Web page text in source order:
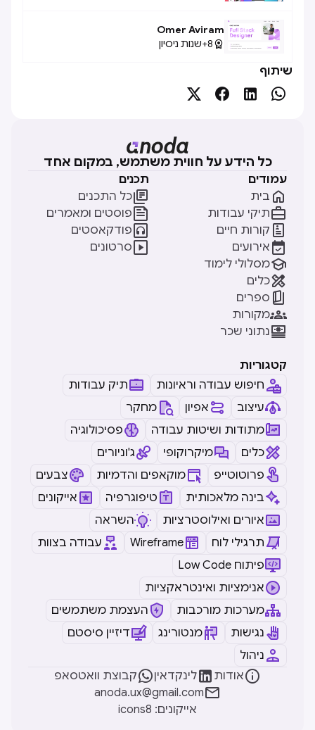
Omer Aviram

8+ שנות ניסיון
שיתוף




כל הידע על חווית משתמש, במקום אחד
עמודים
בית 
תיקי עבודות
קורות חיים 
אירועים 
מסלולי לימוד
כלים
ספרים 
מקורות
נתוני שכר
תכנים
כל התכנים
פוסטים ומאמרים
פודקאסטים 
סרטונים 
קטגוריות
חיפוש עבודה וראיונות
תיק עבודות
עיצוב
אפיון
מחקר
מתודות ושיטות עבודה
פסיכולוגיה
כלים
מיקרוקופי
ג'וניורים
פרוטוטייפ
מוקאפים והדמיות
צבעים
בינה מלאכותית
טיפוגרפיה
אייקונים
איורים ואילוסטרציות
השראה
תרגילי לוח
Wireframe
עבודה בצוות
Low Code פיתוח
אנימציות ואינטראקציות
מערכות מורכבות
העצמת משתמשים
נגישות
מנטורינג
דיזיין סיסטם
ניהול
אודות לינקדאין קבוצת וואטסאפ
anoda.ux@gmail.com
icons8 :אייקונים